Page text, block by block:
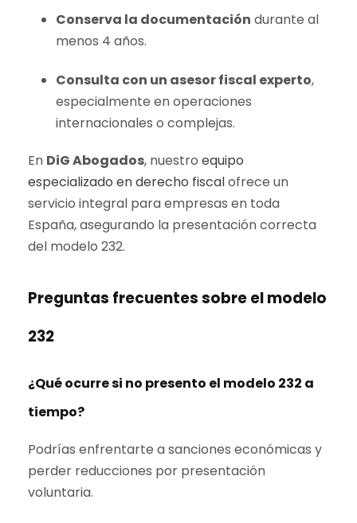
Conserva la documentación durante al
menos 4 años.
Consulta con un asesor fiscal experto,
especialmente en operaciones
internacionales o complejas.
En DiG Abogados, nuestro equipo
especializado en derecho fiscalofrece un
servicio integral para empresas en toda
España, asegurando la presentación correcta
del modelo 232.
Preguntas frecuentes sobre el modelo
232
¿Qué ocurre si no presento el modelo 232 a
tiempo?
Podrías enfrentarte a sanciones económicas y
perder reducciones por presentación
voluntaria.